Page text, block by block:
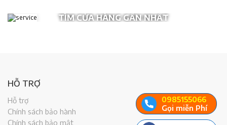
TÌM CỬA HÀNG GẦN NHẤT
0985155066
Gọi miễn Phí
HỖ TRỢ
Hỗ trợ
Chính sách bảo hành
Chính sách bảo mật